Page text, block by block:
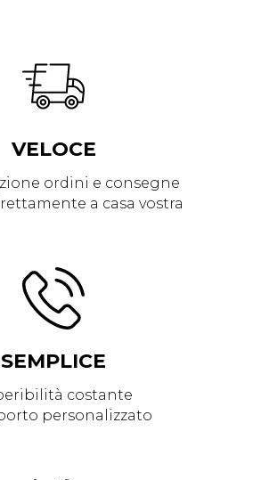
VELOCE
ordini e consegne
a casa vostra
SEMPLICE
costante
personalizzato